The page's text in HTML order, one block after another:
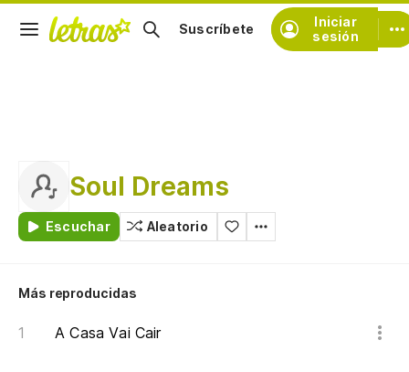
Iniciar
sesión
Suscríbete
Soul Dreams
Escuchar Aleatorio
Más reproducidas
A Casa Vai Cair